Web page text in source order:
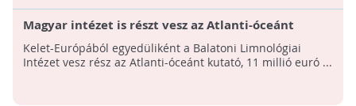
Magyar intézet is részt vesz az Atlanti-óceánt
kutató projektben
Kelet-Európából egyedüliként a Balatoni Limnológiai
Intézet vesz rész az Atlanti-óceánt kutató, 11 millió euró ...